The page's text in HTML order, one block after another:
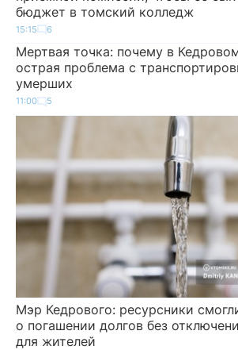
бюджет в томский колледж
15:15 6
Мертвая точка: почему в
острая проблема с
умерших
11:00 5
Мэр Кедрового: ресурсники
о погашении долгов без
для жителей